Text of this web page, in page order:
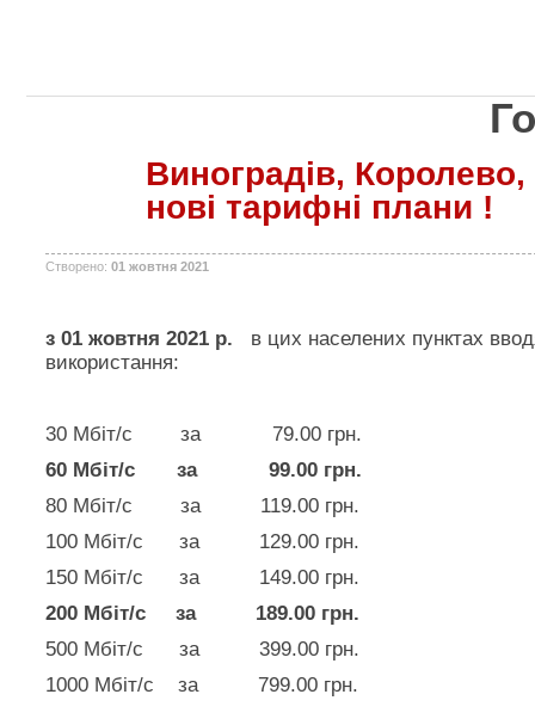
Виноградів,
нові тарифні плани !
Створено: 01 жовтня 2021
з 01 жовтня 2021 р. в цих населених пунктах
використання:
30 Мбіт/с за 79.00 грн.
60 Мбіт/с за 99.00 грн.
80 Мбіт/с за 119.00 грн.
100 Мбіт/с за 129.00 грн.
150 Мбіт/с за 149.00 грн.
200 Мбіт/с за 189.00 грн.
500 Мбіт/с за 399.00 грн.
1000 Мбіт/с за 799.00 грн.